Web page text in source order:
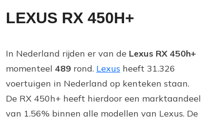
LEXUS RX 450H+
In Nederland rijden er van de Lexus RX 450h+
momenteel 489 rond. Lexus heeft 31.326
voertuigen in Nederland op kenteken staan.
De RX 450h+ heeft hierdoor een marktaandeel
van 1.56% binnen alle modellen van Lexus. De